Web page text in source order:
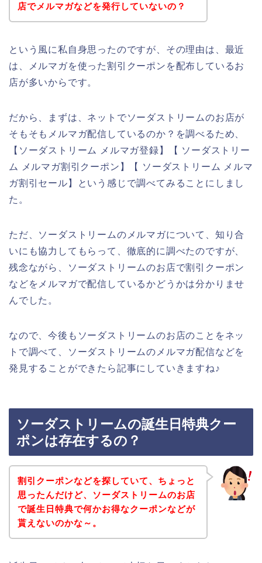
店でメルマガなどを発行していないの？
という風に私自身思ったのですが、その理由は、最近
は、メルマガを使った割引クーポンを配布しているお
店が多いからです。
だから、まずは、ネットでソーダストリームのお店が
そもそもメルマガ配信しているのか？を調べるため、
【ソーダストリーム メルマガ登録】【 ソーダストリー
ム メルマガ割引クーポン】【 ソーダストリーム メルマ
ガ割引セール】という感じで調べてみることにしまし
た。
ただ、ソーダストリームのメルマガについて、知り合
いにも協力してもらって、徹底的に調べたのですが、
残念ながら、ソーダストリームのお店で割引クーポン
などをメルマガで配信しているかどうかは分かりませ
んでした。
なので、今後もソーダストリームのお店のことをネッ
トで調べて、ソーダストリームのメルマガ配信などを
発見することができたら記事にしていきますね♪
ソーダストリームの誕生日特典クー
ポンは存在するの？
割引クーポンなどを探していて、ちょっと
思ったんだけど、ソーダストリームのお店
で誕生日特典で何かお得なクーポンなどが
貰えないのかな～。